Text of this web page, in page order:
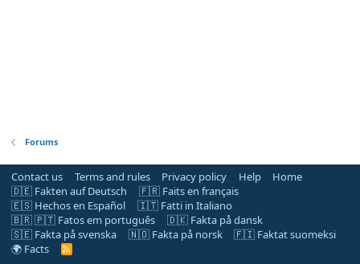
Forums
Contact us Terms and rules Privacy policy Help
Home
🇩🇪 Fakten auf Deutsch
🇫🇷 Faits en français
🇪🇸 Hechos en Español
🇮🇹 Fatti in Italiano
🇧🇷 🇵🇹 Fatos em português
🇩🇰 Fakta på dansk
🇸🇪 Fakta på svenska
🇳🇴 Fakta på norsk
🇫🇮 Faktat suomeksi
🌍 Facts
R